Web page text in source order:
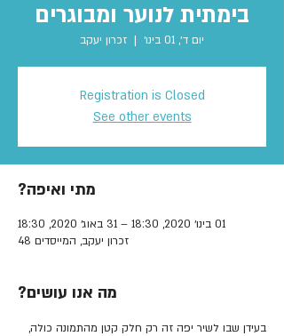
בימתית לנוער ומבוגרים
יום ד׳, 01 בינו׳
  |
זכרון יעקב
Registration is Closed
See other events
מתי ואיפה?
01 בינו׳ 2020, 18:30 – 31 באוג׳ 2020, 18:30
זכרון יעקב, המייסדים 48
מה אנו עושים?
בעידן שבו לשיר יפה זה רק חלק קטן מהתמונה כולה,